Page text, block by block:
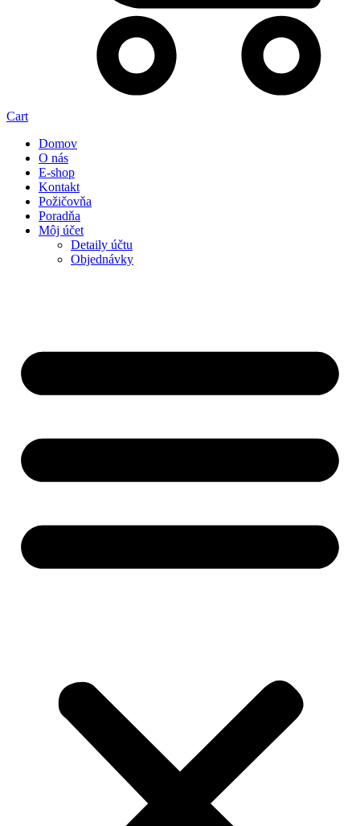
Cart
Domov
O nás
E-shop
Kontakt
Požičovňa
Poradňa
Môj účet
Detaily účtu
Objednávky